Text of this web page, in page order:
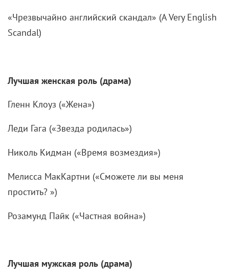
«Чрезвычайно английский скандал» (A Very English
Scandal)
Лучшая женская роль (драма)
Гленн Клоуз («Жена»)
Леди Гага («Звезда родилась»)
Николь Кидман («Время возмездия»)
Мелисса МакКартни («Сможете ли вы меня
простить? »)
Розамунд Пайк («Частная война»)
Лучшая мужская роль (драма)